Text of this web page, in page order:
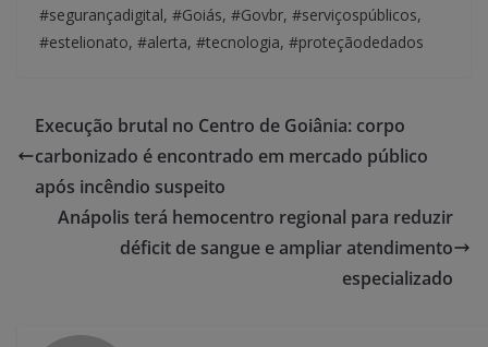
#segurançadigital, #Goiás, #Govbr, #serviçospúblicos,
#estelionato, #alerta, #tecnologia, #proteçãodedados
Execução brutal no Centro de Goiânia: corpo
carbonizado é encontrado em mercado público
após incêndio suspeito
Anápolis terá hemocentro regional para reduzir
déficit de sangue e ampliar atendimento
especializado